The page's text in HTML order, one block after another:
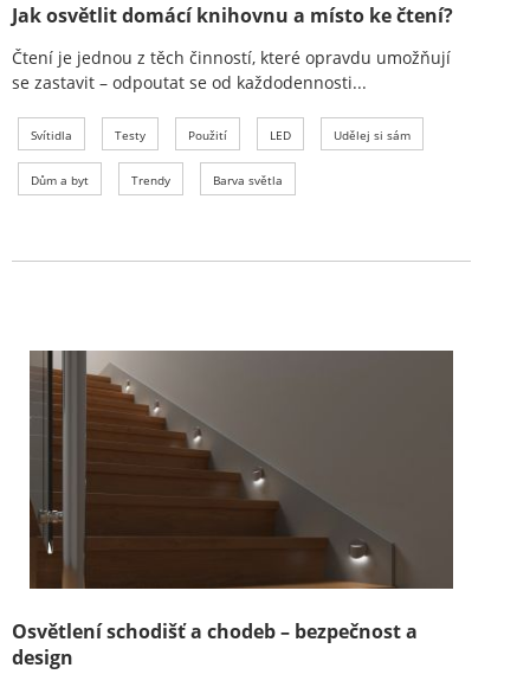
Jak osvětlit domácí knihovnu a místo ke čtení?
Čtení je jednou z těch činností, které opravdu umožňují
se zastavit – odpoutat se od každodennosti...
Svítidla Testy Použití LED Udělej si sám
Dům a byt Trendy Barva světla
Osvětlení schodišť a chodeb – bezpečnost a
design